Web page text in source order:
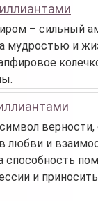
– сильный
мудростью и
любви и
и